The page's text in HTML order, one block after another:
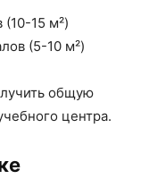
(10-15 м²)
(5-10 м²)
общую
центра.